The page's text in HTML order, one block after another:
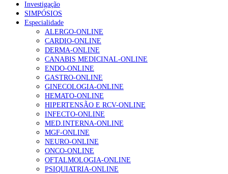
Investigação
SIMPÓSIOS
Especialidade
ALERGO-ONLINE
CARDIO-ONLINE
DERMA-ONLINE
CANABIS MEDICINAL-ONLINE
ENDO-ONLINE
GASTRO-ONLINE
GINECOLOGIA-ONLINE
HEMATO-ONLINE
HIPERTENSÃO E RCV-ONLINE
INFECTO-ONLINE
MED.INTERNA-ONLINE
MGF-ONLINE
NEURO-ONLINE
ONCO-ONLINE
OFTALMOLOGIA-ONLINE
PSIQUIATRIA-ONLINE